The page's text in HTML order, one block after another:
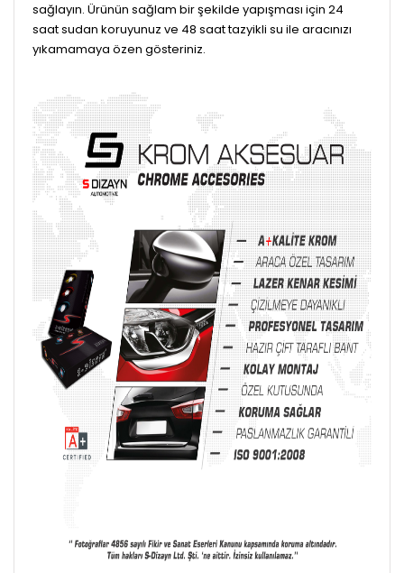
sağlayın. Ürünün sağlam bir şekilde yapışması için 24
saat sudan koruyunuz ve 48 saat tazyikli su ile aracınızı
yıkamamaya özen gösteriniz.